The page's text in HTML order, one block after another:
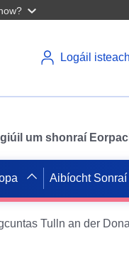
Logáil isteach
um shonraí
Aibíocht
Tulln an der